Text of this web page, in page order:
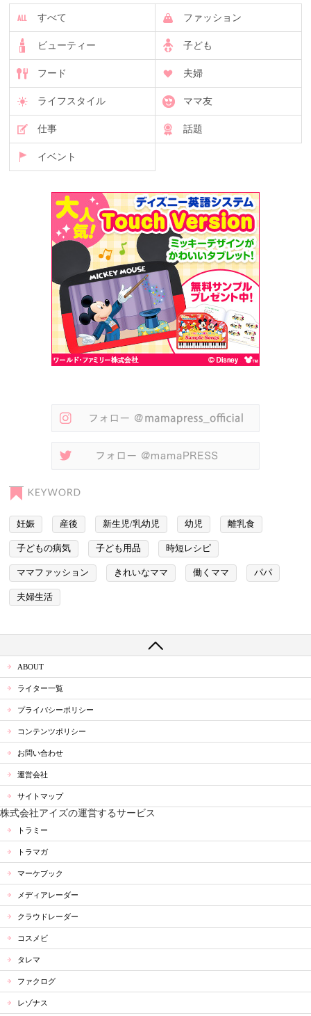
すべて ファッション
ビューティー 子ども
フード 夫婦
ライフスタイル ママ友
仕事 話題
イベント
妊娠 産後 新生児/乳幼児 幼児 離乳食
子どもの病気 子ども用品 時短レシピ
ママファッション きれいなママ 働くママ パパ
夫婦生活
ABOUT
ライター一覧
プライバシーポリシー
コンテンツポリシー
お問い合わせ
運営会社
サイトマップ
株式会社アイズの運営するサービス
トラミー
トラマガ
マーケブック
メディアレーダー
クラウドレーダー
コスメビ
タレマ
ファクログ
レゾナス